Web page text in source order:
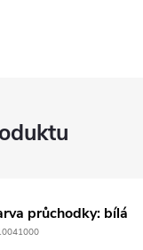
průchodky: bílá